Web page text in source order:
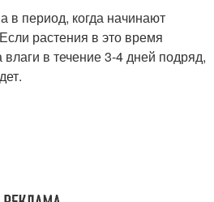
в период, когда начинают
растения в это время
влаги в течение 3-4 дней подряд,